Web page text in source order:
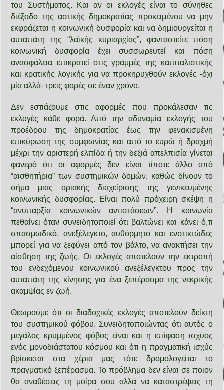
του Συστήματος. Και αν οι εκλογές είναι το σύνηθες
διέξοδο της αστικής δημοκρατίας προκειμένου να μην
εκφράζεται η κοινωνική δυσφορία και να δημιουργείται η
αυταπάτη της “λαϊκής κυριαρχίας”, φανταστείτε πόση
κοινωνική δυσφορία έχει συσσωρευτεί και πόση
ανασφάλεια επικρατεί στις γραμμές της καπιταλιστικής
και κρατικής λογικής για να προκηρυχθούν εκλογές -όχι
μία αλλά- τρεις φορές σε έναν χρόνο.
Δεν εστιάζουμε στις αφορμές που προκάλεσαν τις
εκλογές κάθε φορά. Από την αδυναμία εκλογής του
προέδρου της δημοκρατίας έως την φενακισμένη
επικύρωση της συμφωνίας και από το ευρώ ή δραχμή
μέχρι την αριστερή ελπίδα ή την δεξιά απελπισία γίνεται
φανερό ότι οι αφορμές δεν είναι τίποτε άλλο από
“αισθητήρια” των συστημικών δομών, καθώς δίνουν το
σήμα μιας οριακής διαχείρισης της γενικευμένης
κοινωνικής δυσφορίας. Είναι πολύ πρόχειρη σκέψη η
“ανυπαρξία κοινωνικών αντιστάσεων”. Η κοινωνία
πεθαίνει όταν συνειδητοποιεί ότι βαλτώνει και κάνει ό,τι
σπασμωδικό, ανεξέλεγκτο, αυθόρμητο και ενστικτώδες
μπορεί για να ξεφύγει από τον βάλτο, να ανακτήσει την
αίσθηση της ζωής. Οι εκλογές αποτελούν την εκτροπή
του ενδεχόμενου κοινωνικού ανεξέλεγκτου προς την
αυταπάτη της κίνησης για ένα ξεπέρασμα της νεκρικής
ακαμψίας εν ζωή.
Θεωρούμε ότι οι διαδοχικές εκλογές αποτελούν δείκτη
του συστημικού φόβου. Συνειδητοποιώντας ότι αυτός ο
μεγάλος κρυμμένος φόβος είναι και η επίφαση ισχύος
ενός μονοδιάστατου κόσμου και ότι η πραγματική ισχύς
βρίσκεται στα χέρια μας τότε δρομολογείται το
πραγματικό ξεπέρασμα. Το πρόβλημα δεν είναι σε ποιον
θα αναθέσεις τη μοίρα σου αλλά να καταστρέψεις τη